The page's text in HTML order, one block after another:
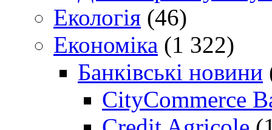
Екологія (46)
Економіка (1 322)
Банківські новини
CityCommerce